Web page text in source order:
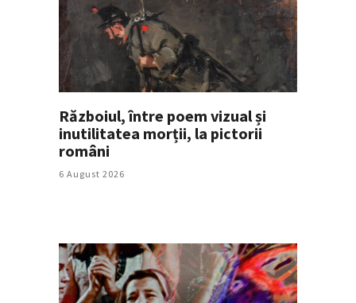
Războiul, între poem vizual și
inutilitatea morții, la pictorii
români
6 August 2026